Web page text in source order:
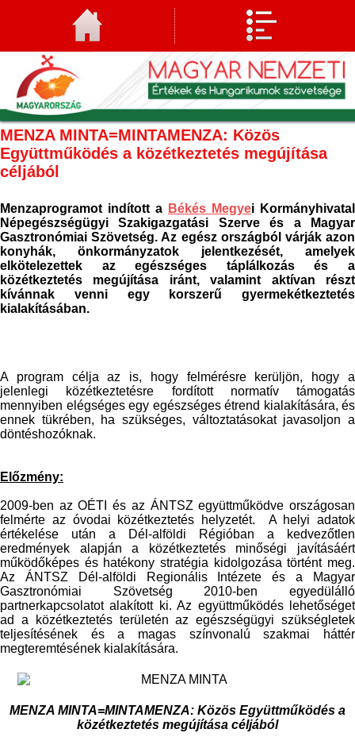
MENZA MINTA=MINTAMENZA: Közös
Együttműködés a közétkeztetés megújítása
céljából
Menzaprogramot indított a Békés Megyei Kormányhivatal
Népegészségügyi Szakigazgatási Szerve és a Magyar
Gasztronómiai Szövetség. Az egész országból várják azon
konyhák, önkormányzatok jelentkezését, amelyek
elkötelezettek az egészséges táplálkozás és a
közétkeztetés megújítása iránt, valamint aktívan részt
kívánnak venni egy korszerű gyermekétkeztetés
kialakításában.
A program célja az is, hogy felmérésre kerüljön, hogy a
jelenlegi közétkeztetésre fordított normatív támogatás
mennyiben elégséges egy egészséges étrend kialakítására, és
ennek tükrében, ha szükséges, változtatásokat javasoljon a
döntéshozóknak.
Előzmény:
2009-ben az OÉTI és az ÁNTSZ együttműködve országosan
felmérte az óvodai közétkeztetés helyzetét. A helyi adatok
értékelése után a Dél-alföldi Régióban a kedvezőtlen
eredmények alapján a közétkeztetés minőségi javításáért
működőképes és hatékony stratégia kidolgozása történt meg.
Az ÁNTSZ Dél-alföldi Regionális Intézete és a Magyar
Gasztronómiai Szövetség 2010-ben egyedülálló
partnerkapcsolatot alakított ki. Az együttműködés lehetőséget
ad a közétkeztetés területén az egészségügyi szükségletek
teljesítésének és a magas színvonalú szakmai háttér
megteremtésének kialakítására.
MENZA MINTA=MINTAMENZA: Közös Együttműködés a
közétkeztetés megújítása céljából